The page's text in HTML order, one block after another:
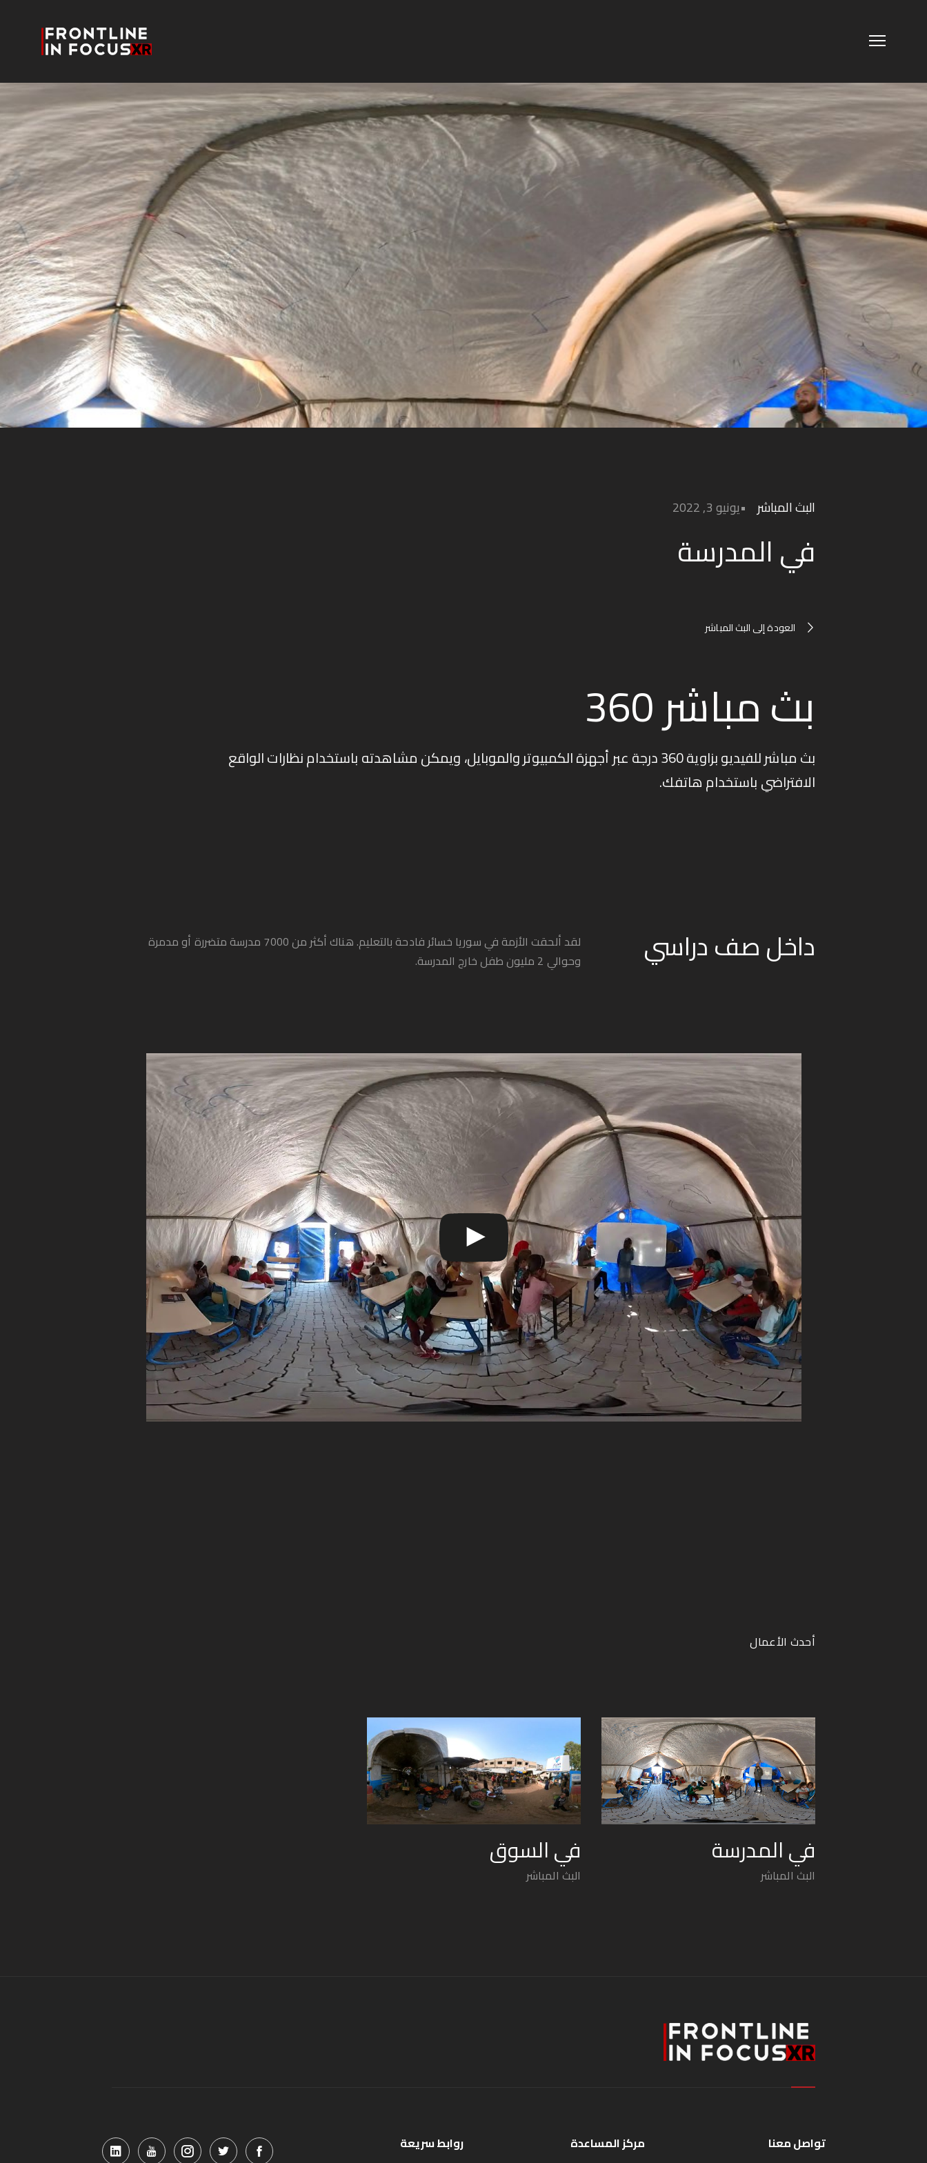
البث المباشر يونيو 3, 2022
في المدرسة
العودة إلى البث المباشر
بث مباشر 360
بث مباشر للفيديو بزاوية 360 درجة عبر أجهزة الكمبيوتر والموبايل، ويمكن مشاهدته باستخدام نظارات الواقع
الافتراضي باستخدام هاتفك.
لقد ألحقت الأزمة في سوريا خسائر فادحة بالتعليم. هناك أكثر من 7000 مدرسة متضررة أو مدمرة
وحوالي 2 مليون طفل خارج المدرسة.
داخل صف دراسي
أحدث الأعمال
في المدرسة
البث المباشر
في السوق
البث المباشر
تواصل معنا مركز المساعدة روابط سريعة